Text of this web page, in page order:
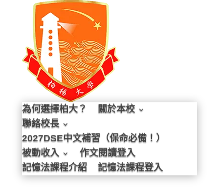
為何選擇柏大？
關於本校
聯絡校長
2027DSE中文補習（保命必備！）
被動收入
作文閱讀登入
記憶法課程介紹
記憶法課程登入